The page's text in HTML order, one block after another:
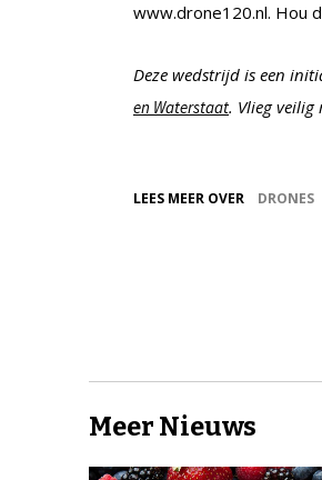
www.drone120.nl. Hou
Deze wedstrijd is een
en Waterstaat. Vlieg veilig
LEES MEER OVER DRONES
Meer Nieuws